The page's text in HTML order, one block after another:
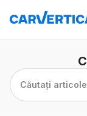
Căutați